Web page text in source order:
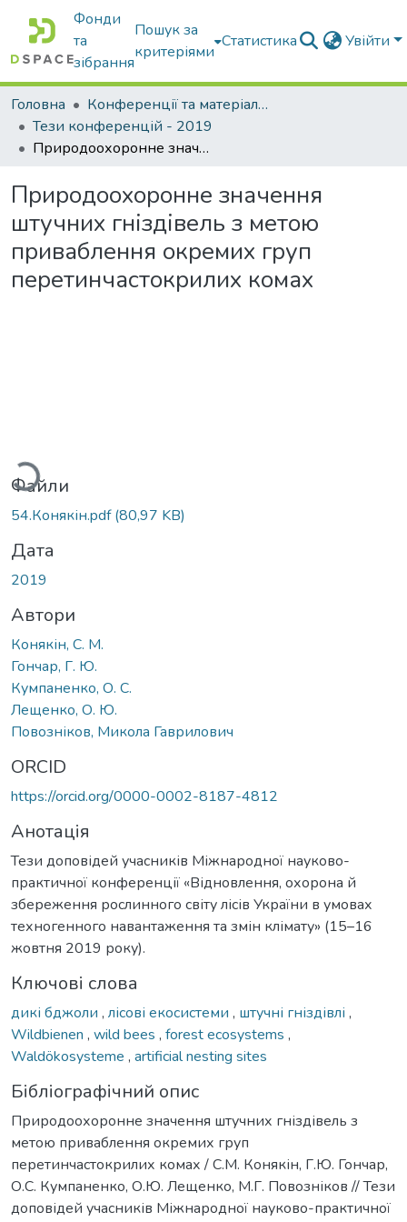
Фонди
та
зібрання
Пошук за
критеріями
Статистика Увійти
Головна
Конференції та матеріали конференцій
Тези конференцій - 2019
Природоохоронне значення штучних гніздівель з метою приваблення окремих груп перетинчастокрилих комах
Природоохоронне значення
штучних гніздівель з метою
приваблення окремих груп
перетинчастокрилих комах
Файли
54.Конякін.pdf(80,97 KB)
Дата
2019
Автори
Конякін, С. М.
Гончар, Г. Ю.
Кумпаненко, О. С.
Лещенко, О. Ю.
Повозніков, Микола Гаврилович
ORCID
https://orcid.org/0000-0002-8187-4812
Анотація
Тези доповідей учасників Міжнародної науково-
практичної конференції «Відновлення, охорона й
збереження рослинного світу лісів України в умовах
техногенного навантаження та змін клімату» (15–16
жовтня 2019 року).
Ключові слова
дикі бджоли , лісові екосистеми , штучні гніздівлі ,
Wildbienen , wild bees , forest ecosystems ,
Waldökosysteme , artificial nesting sites
Бібліографічний опис
Природоохоронне значення штучних гніздівель з
метою приваблення окремих груп
перетинчастокрилих комах / С.М. Конякін, Г.Ю. Гончар,
О.С. Кумпаненко, О.Ю. Лещенко, М.Г. Повозніков // Тези
доповідей учасників Міжнародної науково-практичної